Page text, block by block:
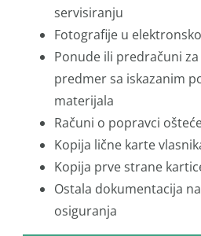
servisiranju
Fotografije u
Ponude ili predračuni
predmer sa iskazanim
materijala
Računi o popravci
Kopija lične karte
Kopija prve strane
Ostala dokumentacija
osiguranja